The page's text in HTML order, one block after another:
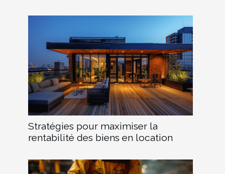
Stratégies pour maximiser la
rentabilité des biens en location